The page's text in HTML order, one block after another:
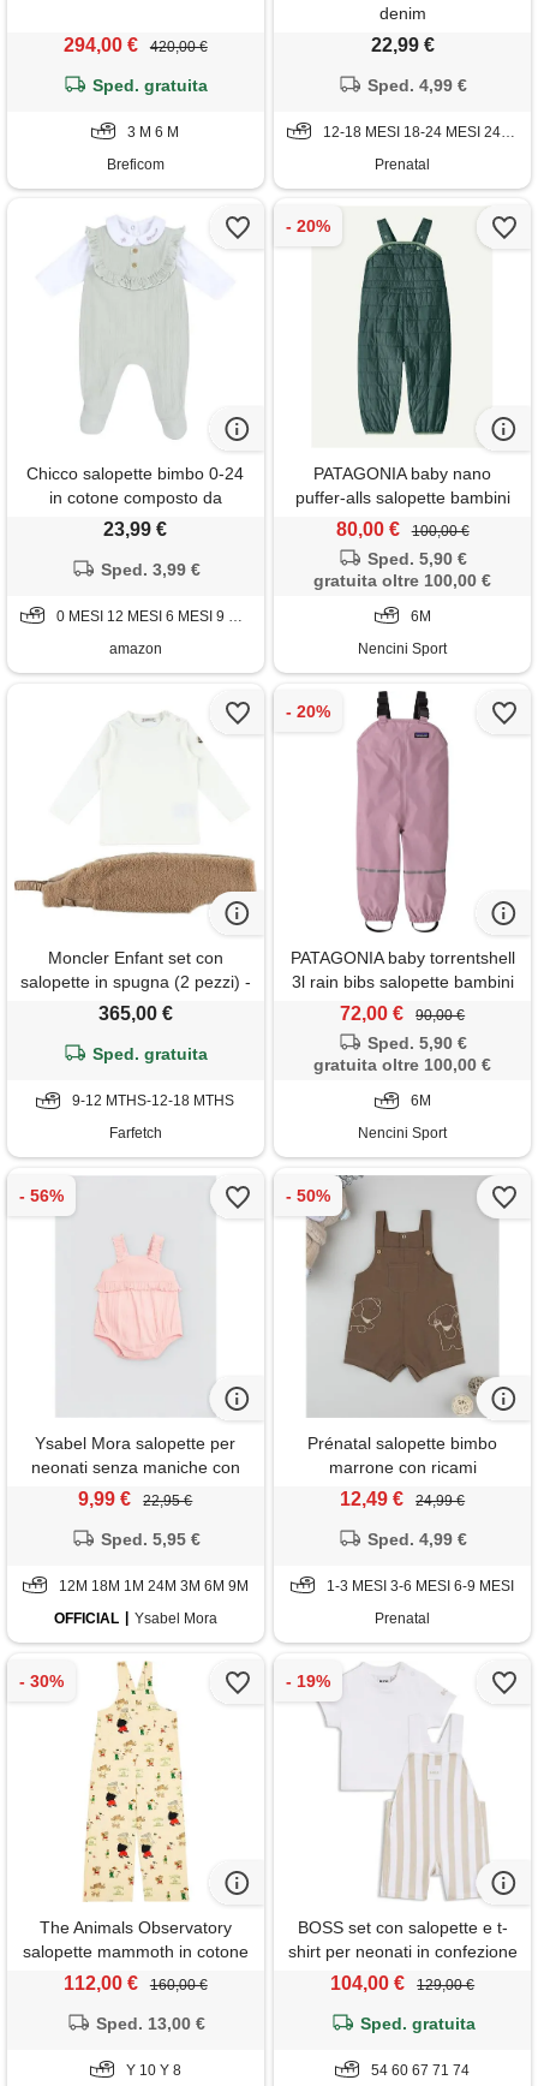
294,00 € 420,00 €
Sped. gratuita
3 M 6 M
Breficom
denim
22,99 €
Sped. 4,99 €
12-18 MESI 18-24 MESI 24-36 MESI 3-6 MESI 6-9 MESI 9-12 MESI
Prenatal
Chicco salopette bimbo 0-24
in cotone composto da
salopette e body 261
23,99 €
Sped. 3,99 €
0 MESI 12 MESI 6 MESI 9 MESI
amazon
PATAGONIA baby nano
puffer-alls salopette bambini
80,00 € 100,00 €
Sped. 5,90 €
gratuita oltre 100,00 €
6M
Nencini Sport
Moncler Enfant set con
salopette in spugna (2 pezzi) -
toni neutri
365,00 €
Sped. gratuita
9-12 MTHS-12-18 MTHS
Farfetch
PATAGONIA baby torrentshell
3l rain bibs salopette bambini
72,00 € 90,00 €
Sped. 5,90 €
gratuita oltre 100,00 €
6M
Nencini Sport
Ysabel Mora salopette per
neonati senza maniche con
volant
9,99 € 22,95 €
Sped. 5,95 €
12M 18M 1M 24M 3M 6M 9M
OFFICIAL
Ysabel Mora
Prénatal salopette bimbo
marrone con ricami
12,49 € 24,99 €
Sped. 4,99 €
1-3 MESI 3-6 MESI 6-9 MESI
Prenatal
The Animals Observatory
salopette mammoth in cotone
e lino
112,00 € 160,00 €
Sped. 13,00 €
Y 10 Y 8
BOSS set con salopette e t-
shirt per neonati in confezione
regalo, beige
104,00 € 129,00 €
Sped. gratuita
54 60 67 71 74